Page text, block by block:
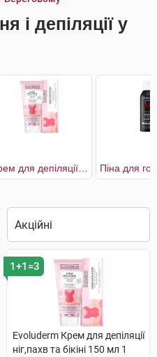
і депіляції у
1+1=3
Evoluderm Крем для депіляції
ніг,пахв та бікіні 150 мл 1